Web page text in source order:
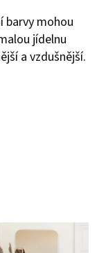
barvy mohou
jídelnu
a vzdušnější.